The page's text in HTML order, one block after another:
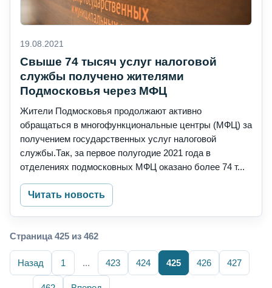
19.08.2021
Свыше 74 тысяч услуг налоговой
службы получено жителями
Подмосковья через МФЦ
Жители Подмосковья продолжают активно
обращаться в многофункциональные центры (МФЦ) за
получением государственных услуг налоговой
службы.Так, за первое полугодие 2021 года в
отделениях подмосковных МФЦ оказано более 74 т...
Читать новость
Страница 425 из 462
Назад 1 ... 423 424 425 426 427